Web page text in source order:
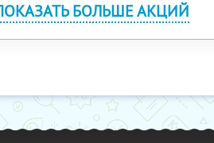
БОЛЬШЕ АКЦИЙ